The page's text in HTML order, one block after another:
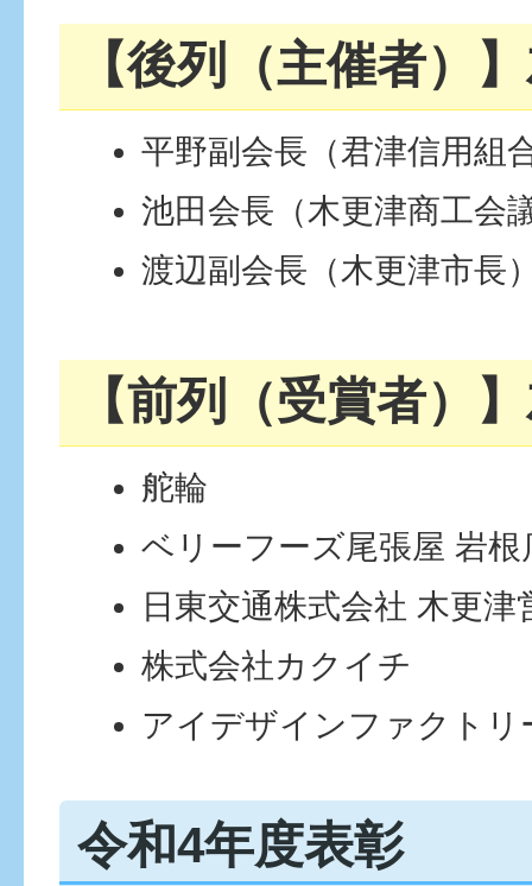
【後列（主催者）
平野副会長（君津信用組
池田会長（木更津商工会
渡辺副会長（木更津市長
【前列（受賞者）
舵輪
ベリーフーズ尾張屋 岩根
日東交通株式会社 木更津
株式会社カクイチ
アイデザインファクトリ
令和4年度表彰